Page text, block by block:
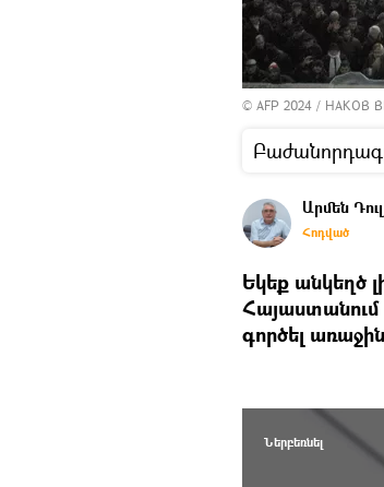
© AFP 2024 / HAKOB
Արմեն
Հոդված
Եկեք անկեղծ
գործել
Ներբեռնել